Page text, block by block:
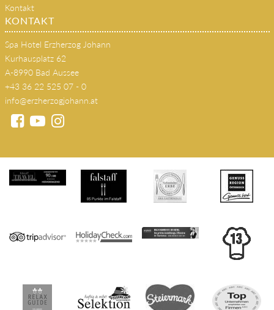
Kontakt
KONTAKT
Spa Hotel Erzherzog Johann
Kurhausplatz 62
A-8990 Bad Aussee
+43 36 22 525 07 - 0
info@erzherzogjohann.at